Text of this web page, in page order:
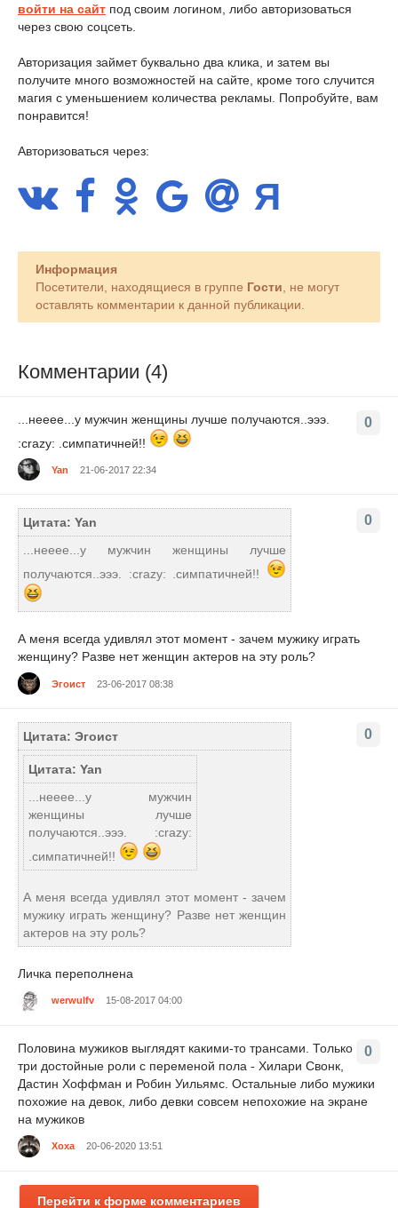
войти на сайт под своим логином, либо авторизоваться
через свою соцсеть.
Авторизация займет буквально два клика, и затем вы
получите много возможностей на сайте, кроме того случится
магия с уменьшением количества рекламы. Попробуйте, вам
понравится!
Авторизоваться через:
Информация
Посетители, находящиеся в группе Гости, не могут
оставлять комментарии к данной публикации.
Комментарии (4)
0
...нееее...у мужчин женщины лучше получаются..эээ.
:crazy: .симпатичней!!
Yan 21-06-2017 22:34
0
Цитата: Yan
...нееее...у мужчин женщины лучше
получаются..эээ. :crazy: .симпатичней!!
А меня всегда удивлял этот момент - зачем мужику играть
женщину? Разве нет женщин актеров на эту роль?
Эгоист 23-06-2017 08:38
0
Цитата: Эгоист
Цитата: Yan
...нееее...у мужчин
женщины лучше
получаются..эээ. :crazy:
.симпатичней!!
А меня всегда удивлял этот момент - зачем
мужику играть женщину? Разве нет женщин
актеров на эту роль?
Личка переполнена
werwulfv 15-08-2017 04:00
0
Половина мужиков выглядят какими-то трансами. Только
три достойные роли с переменой пола - Хилари Свонк,
Дастин Хоффман и Робин Уильямс. Остальные либо мужики
похожие на девок, либо девки совсем непохожие на экране
на мужиков
Хоха 20-06-2020 13:51
Перейти к форме комментариев